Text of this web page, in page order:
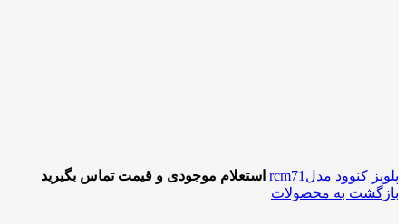
پلوپز کنوود مدلrcm71
استعلام موجودی و قیمت تماس بگیرید
بازگشت به محصولات